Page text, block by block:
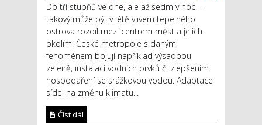
Do tří stupňů ve dne, ale až sedm v noci –
takový může být v létě vlivem tepelného
ostrova rozdíl mezi centrem měst a jejich
okolím. České metropole s daným
fenoménem bojují například výsadbou
zeleně, instalací vodních prvků či zlepšením
hospodaření se srážkovou vodou. Adaptace
sídel na změnu klimatu...
Číst dál